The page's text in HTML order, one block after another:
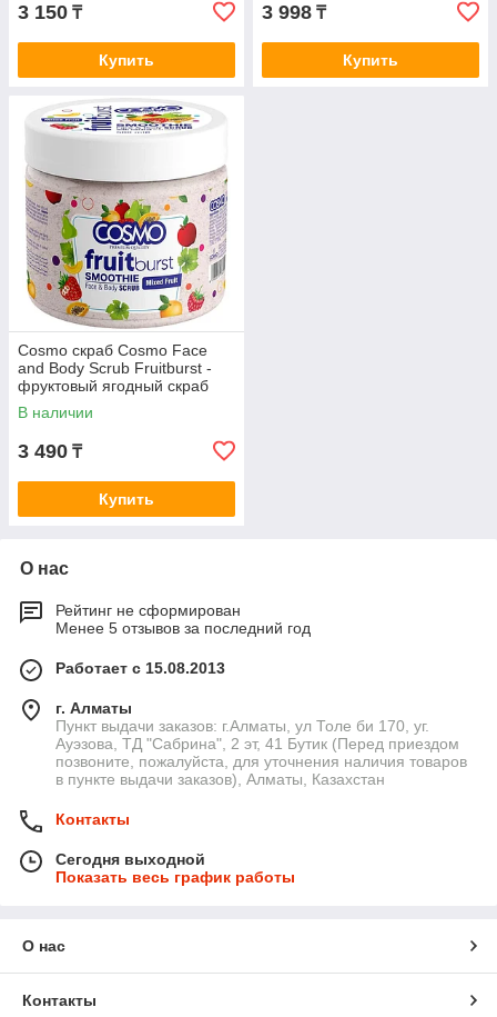
3 150 ₸
Купить
3 998 ₸
Купить
Cosmo скраб Cosmo Face
and Body Scrub Fruitburst -
фруктовый ягодный скраб
500 мг для тела 500 мл
В наличии
3 490 ₸
Купить
О нас
Рейтинг не сформирован
Менее 5 отзывов за последний год
Работает с 15.08.2013
г. Алматы
Пункт выдачи заказов: г.Алматы, ул Толе би 170, уг.
Ауэзова, ТД "Сабрина", 2 эт, 41 Бутик (Перед приездом
позвоните, пожалуйста, для уточнения наличия товаров
в пункте выдачи заказов), Алматы, Казахстан
Контакты
Сегодня выходной
Показать весь график работы
О нас
Контакты